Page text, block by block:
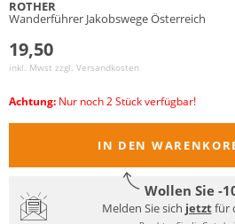
ROTHER
Wanderführer Jakobswege Österreich
19,50
inkl. Mwst zzgl. Versandkosten
Achtung: Nur noch 2 Stück verfügbar!
IN DEN
Wollen Sie -
Melden Sie sich jetztfür